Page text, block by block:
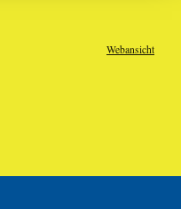
Webansicht